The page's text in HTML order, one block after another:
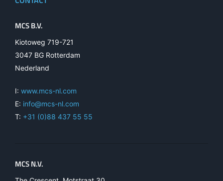
MCS B.V.
Kiotoweg 719-721
3047 BG Rotterdam
Nederland
I: www.mcs-nl.com
E: info@mcs-nl.com
T: +31 (0)88 437 55 55
MCS N.V.